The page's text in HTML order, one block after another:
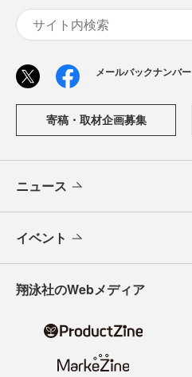
メールバックナンバー
寄稿・取材企画募集
ニュース
イベント
翔泳社のWebメディア